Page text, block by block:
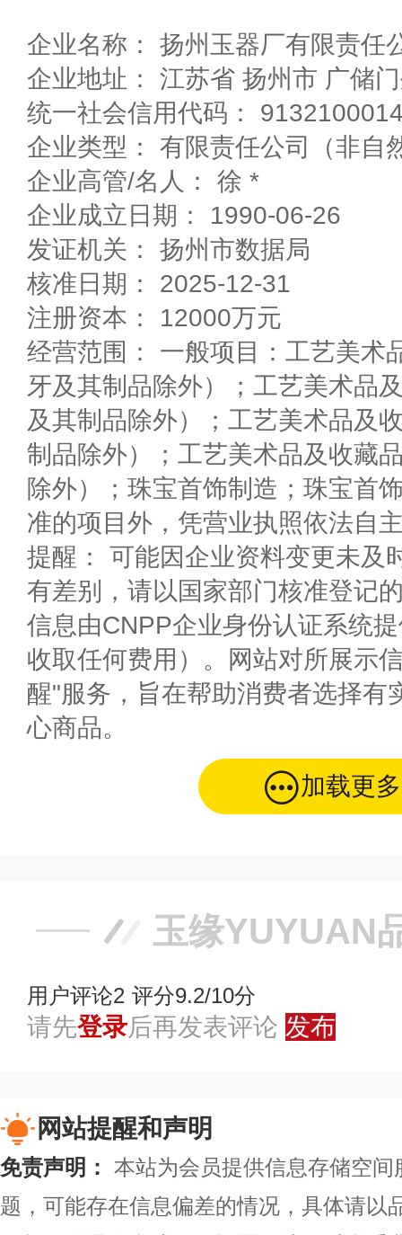
企业名称： 扬州玉器厂有限责任
企业地址： 江苏省 扬州市 广
统一社会信用代码：
企业高管/名人： 徐 *
企业成立日期： 1990-06-26
发证机关： 扬州市数据局
核准日期： 2025-12-31
注册资本： 12000万元
经营范围： 一般项目：工艺美术
牙及其制品除外）；工艺美术品
及其制品除外）；工艺美术品及
制品除外）；工艺美术品及收藏
除外）；珠宝首饰制造；珠宝首
准的项目外，凭营业执照依法自
提醒： 可能因企业资料变更未及
有差别，请以国家部门核准登记
信息由CNPP企业身份认证系统
收取任何费用）。网站对所展示
醒"服务，旨在帮助消费者选择有
心商品。
加载更多
玉缘YUYUAN
用户评论2 评分9.2/10分
请先登录后再发表评论 发布
网站提醒和声明
免责声明： 本站为会员提供信息存储空
题，可能存在信息偏差的情况，具体请以